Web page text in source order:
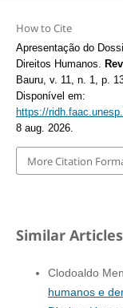
How to Cite
Apresentação do
Direitos Humanos.
Bauru, v. 11, n. 1, p.
Disponível em:
https://
8 aug. 2026.
More Citation
Similar Articles
Clodoaldo
humanos e